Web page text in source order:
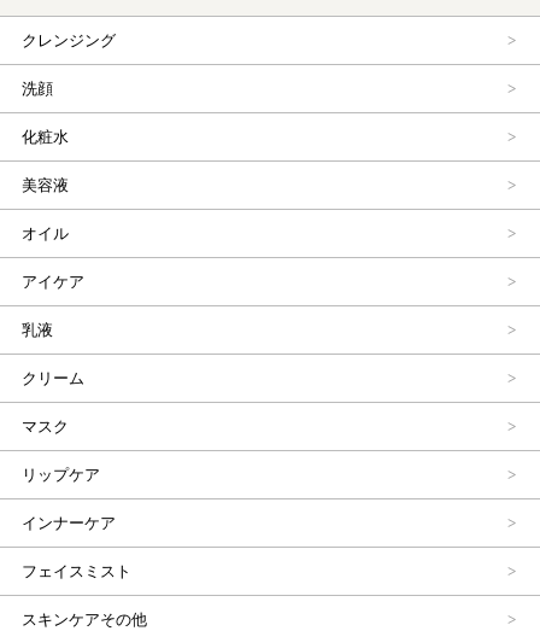
クレンジング
洗顔
化粧水
美容液
オイル
アイケア
乳液
クリーム
マスク
リップケア
インナーケア
フェイスミスト
スキンケアその他